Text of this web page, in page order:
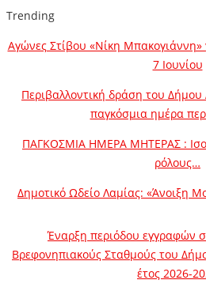
Trending
Αγώνες Στίβου «Νίκη Μπακογιάννη»
7 Ιουνίου
Περιβαλλοντική δράση του
παγκόσμια ημέρα
ΠΑΓΚΟΣΜΙΑ ΗΜΕΡΑ ΜΗΤΕΡΑΣ :
ρόλους…
Δημοτικό Ωδείο Λαμίας: «Άνοιξη
Έναρξη περιόδου εγγραφών
Βρεφονηπιακούς Σταθμούς του
έτος 2026-